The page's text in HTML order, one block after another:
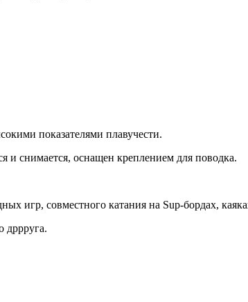
показателями плавучести.
и снимается, оснащен креплением для поводка.
игр, совместного катания на Sup-бордах,
дррруга.